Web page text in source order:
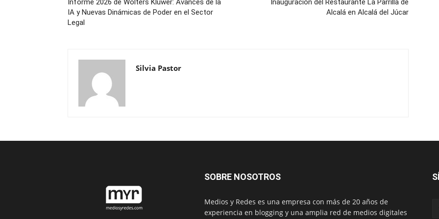
Informe 2026 de Wolters Kluwer: Avances de la
IA y Nuevas Dinámicas de Poder en el Sector
Legal
Inauguración del Restaurante La Parrilla de
Alcalá en Alcalá del Júcar
Silvia Pastor
SOBRE NOSOTROS
Medios y Redes es una empresa con más de 20 años de
experiencia en blogging y una amplia red de medios digitales